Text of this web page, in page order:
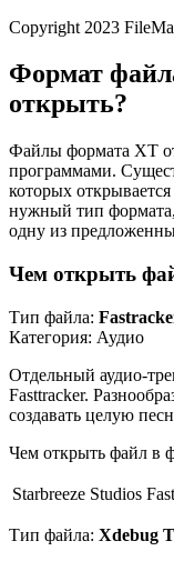
Copyright 2023
Формат
открыть?
Файлы формата XT
программами.
которых
нужный тип формата,
одну из
Чем открыть
Тип файла:
Категория: Аудио
Отдельный аудио-
Fasttracker.
создавать целую
Чем открыть файл в
Starbreeze Studios
Тип файла: Xdebug